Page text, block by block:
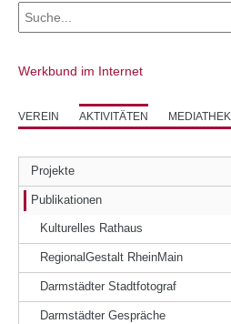
Werkbund im Internet
VEREIN AKTIVITÄTEN MEDIATHEK
Projekte
Publikationen
Kulturelles Rathaus
RegionalGestalt RheinMain
Darmstädter Stadtfotograf
Darmstädter Gespräche